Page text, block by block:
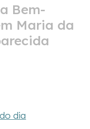
Bem-
Maria da
dia